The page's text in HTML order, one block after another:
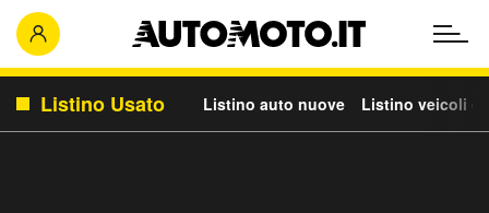
Listino Usato Listino auto nuove Listino veicoli